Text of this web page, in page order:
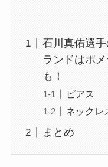
石川真佑選
ランドはポ
も！
ピアス
ネックレ
まとめ